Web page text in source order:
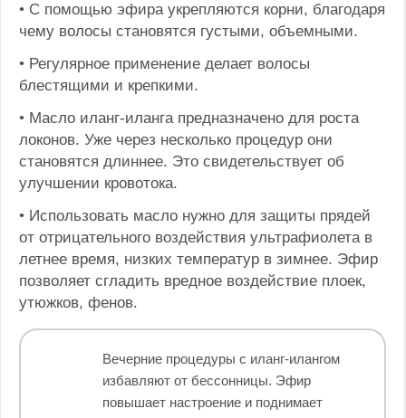
• С помощью эфира укрепляются корни, благодаря
чему волосы становятся густыми, объемными.
• Регулярное применение делает волосы
блестящими и крепкими.
• Масло иланг-иланга предназначено для роста
локонов. Уже через несколько процедур они
становятся длиннее. Это свидетельствует об
улучшении кровотока.
• Использовать масло нужно для защиты прядей
от отрицательного воздействия ультрафиолета в
летнее время, низких температур в зимнее. Эфир
позволяет сгладить вредное воздействие плоек,
утюжков, фенов.
Вечерние процедуры с иланг-илангом
избавляют от бессонницы. Эфир
повышает настроение и поднимает